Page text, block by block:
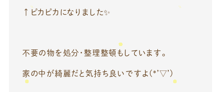
↑ピカピカになりました✨
不要の物を処分・整理整頓もしています。
家の中が綺麗だと気持ち良いですよ(*’▽’)